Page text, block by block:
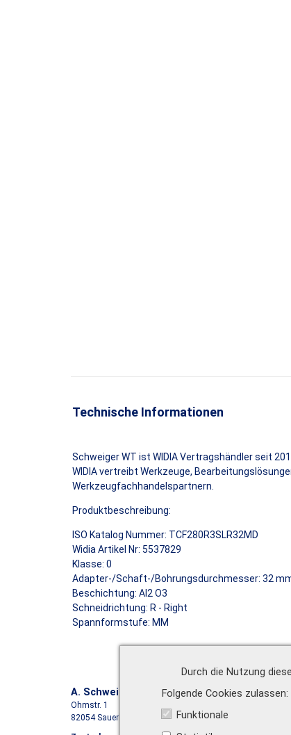
Durch die Nutzung
Folgende Cookies zulassen
Funktionale
Technische Informationen
Schweiger WT ist WIDIA Vertragshändler seit
WIDIA vertreibt Werkzeuge,
Werkzeugfachhandelspartnern.
Produktbeschreibung:
ISO Katalog Nummer: TCF280R3SLR32MD
Widia Artikel Nr: 5537829
Klasse: 0
Adapter-/Schaft-/Bohrungsdurchmesser: 32
Beschichtung: Al2 O3
Schneidrichtung: R - Right
Spannformstufe: MM
A. Schweiger GmbH
Ohmstr. 1
82054 Sauerlach